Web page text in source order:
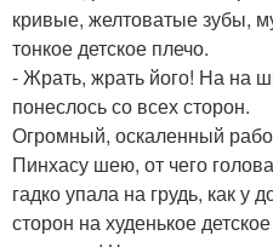
кривые, желтоватые зубы,
тонкое детское плечо.
- Жрать, жрать його! На на
понеслось со всех сторон.
Огромный, оскаленный
Пинхасу шею, от чего
гадко упала на грудь, как у
сторон на худенькое